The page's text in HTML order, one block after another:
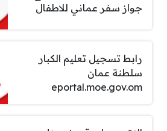
جواز سفر عماني للاطفال
رابط تسجيل تعليم الكبار
سلطنة عمان
eportal.moe.gov.om